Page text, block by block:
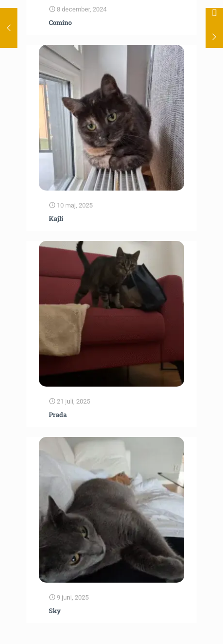
8 december, 2024
Comino
10 maj, 2025
Kajli
21 juli, 2025
Prada
9 juni, 2025
Sky